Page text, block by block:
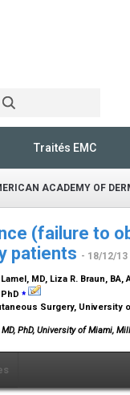
Traités EMC
ACADEMY OF
(failure to
patients - 18/12/13
MD, Liza R. Braun, BA,
⁎
Surgery, University
PhD, University of Miami,